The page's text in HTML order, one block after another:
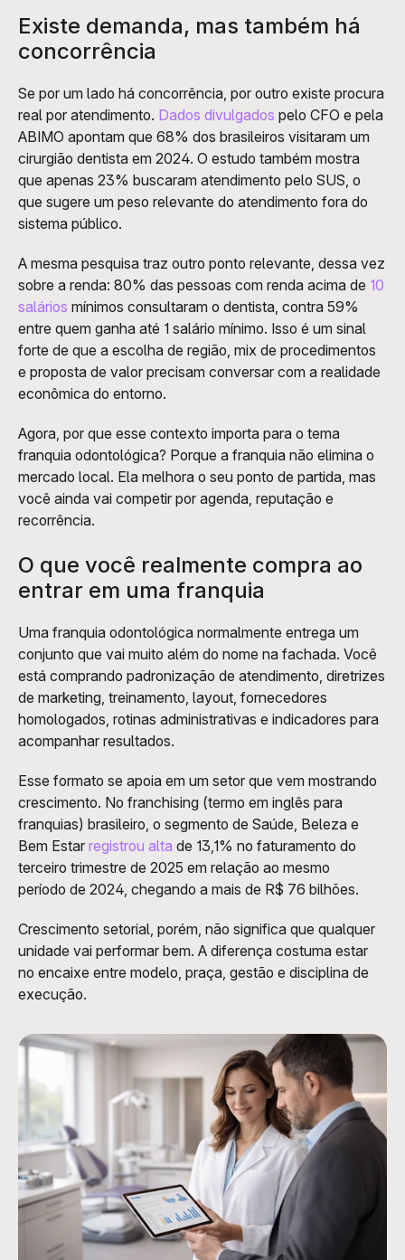
Existe demanda, mas também há
concorrência
Se por um lado há concorrência, por outro existe procura
real por atendimento. Dados divulgados pelo CFO e pela
ABIMO apontam que 68% dos brasileiros visitaram um
cirurgião dentista em 2024. O estudo também mostra
que apenas 23% buscaram atendimento pelo SUS, o
que sugere um peso relevante do atendimento fora do
sistema público.
A mesma pesquisa traz outro ponto relevante, dessa vez
sobre a renda: 80% das pessoas com renda acima de 10
salários mínimos consultaram o dentista, contra 59%
entre quem ganha até 1 salário mínimo. Isso é um sinal
forte de que a escolha de região, mix de procedimentos
e proposta de valor precisam conversar com a realidade
econômica do entorno.
Agora, por que esse contexto importa para o tema
franquia odontológica? Porque a franquia não elimina o
mercado local. Ela melhora o seu ponto de partida, mas
você ainda vai competir por agenda, reputação e
recorrência.
O que você realmente compra ao
entrar em uma franquia
Uma franquia odontológica normalmente entrega um
conjunto que vai muito além do nome na fachada. Você
está comprando padronização de atendimento, diretrizes
de marketing, treinamento, layout, fornecedores
homologados, rotinas administrativas e indicadores para
acompanhar resultados.
Esse formato se apoia em um setor que vem mostrando
crescimento. No franchising (termo em inglês para
franquias) brasileiro, o segmento de Saúde, Beleza e
Bem Estar registrou alta de 13,1% no faturamento do
terceiro trimestre de 2025 em relação ao mesmo
período de 2024, chegando a mais de R$ 76 bilhões.
Crescimento setorial, porém, não significa que qualquer
unidade vai performar bem. A diferença costuma estar
no encaixe entre modelo, praça, gestão e disciplina de
execução.